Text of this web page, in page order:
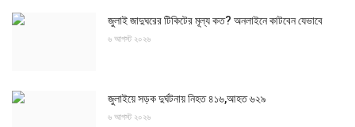
জুলাই জাদুঘরের টিকিটের মূল্য কত? অনলাইনে কাটবেন যেভাবে
৬ আগস্ট ২০২৬
জুলাইয়ে সড়ক দুর্ঘটনায় নিহত ৪১৬,আহত ৬২৯
৬ আগস্ট ২০২৬